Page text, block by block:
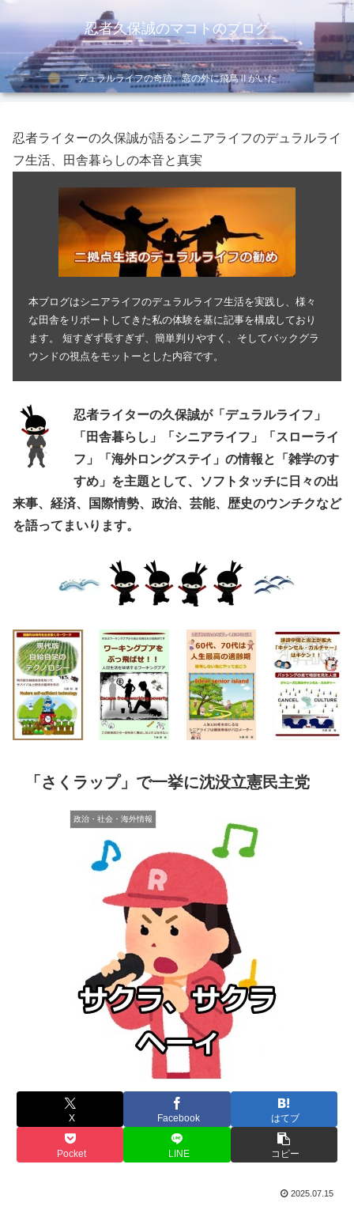
忍者久保誠のマコトのブログ
デュラルライフの奇跡、窓の外に飛鳥Ⅱがいた
忍者ライターの久保誠が語るシニアライフのデュラルライ
フ生活、田舎暮らしの本音と真実
本ブログはシニアライフのデュラルライフ生活を実践し、様々
な田舎をリポートしてきた私の体験を基に記事を構成しており
ます。 短すぎず長すぎず、簡単判りやすく、そしてバックグラ
ウンドの視点をモットーとした内容です。
忍者ライターの久保誠が「デュラルライフ」
「田舎暮らし」「シニアライフ」「スローライ
フ」「海外ロングステイ」の情報と「雑学のす
すめ」を主題として、ソフトタッチに日々の出
来事、経済、国際情勢、政治、芸能、歴史のウンチクなど
を語ってまいります。
「さくラップ」で一挙に沈没立憲民主党
政治・社会・海外情報
X Facebook はてブ
Pocket LINE コピー
2025.07.15